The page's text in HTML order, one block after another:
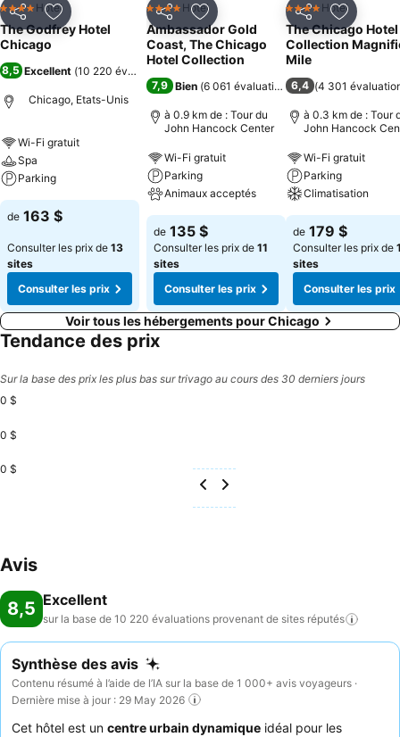
PartagerAjouter à mes favoris
4 ÉtoilesHotel
The Godfrey Hotel
Chicago
8,5 Excellent (10 220 évaluations
Chicago, Etats-Unis
Wi-Fi gratuit
Spa
Parking
de 163 $
Consulter les prix de 13
sites
Consulter les prix
PartagerAjouter à mes favoris
4 ÉtoilesHotel
Ambassador Gold
Coast, The Chicago
Hotel Collection
7,9 Bien (6 061 évaluations)
à 0.9 km de : Tour du
John Hancock Center
Wi-Fi gratuit
Parking
Animaux acceptés
de 135 $
Consulter les prix de 11
sites
Consulter les prix
PartagerAjouter
4 ÉtoilesHotel
The Chicago Hotel
Collection
Mile
6,4 (4 301
à 0.3 km de : Tour
John Hancock
Wi-Fi gratuit
Parking
Climatisation
de 179 $
Consulter les prix de
sites
Consulter les prix
Voir tous les hébergements pour Chicago
Tendance des prix
Sur la base des prix les plus bas sur trivago au cours des 30 derniers jours
0 $
0 $
0 $
Avis
8,5 Excellent
sur la base de 10 220 évaluations provenant de sites réputés
Synthèse des avis
Contenu résumé à l’aide de l’IA sur la base de 1 000+ avis voyageurs ·
Dernière mise à jour : 29 May 2026
Cet hôtel est un centre urbain dynamique idéal pour les